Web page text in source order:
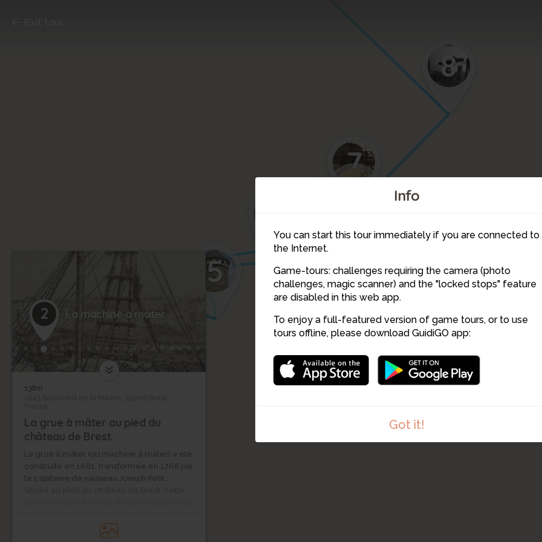
Info
You can start this tour immediately if you are connected to
the Internet.
Game-tours: challenges requiring the camera (photo
challenges, magic scanner) and the "locked stops" feature
are disabled in this web app.
To enjoy a full-featured version of game tours, or to use
tours offline, please download GuidiGO app:
Got it!
8
7
6
5
2
2 La machine à mâter
138m
La grue à mâter au pied du
château de Brest.
La grue à mâter (ou machine à mâter) a été
construite en 1681, transformée en 1768 par
le capitaine de vaisseau Joseph Petit.
un socle en pierres taillées. Elle utilisait
l'énergie musculaire de "100 couples de